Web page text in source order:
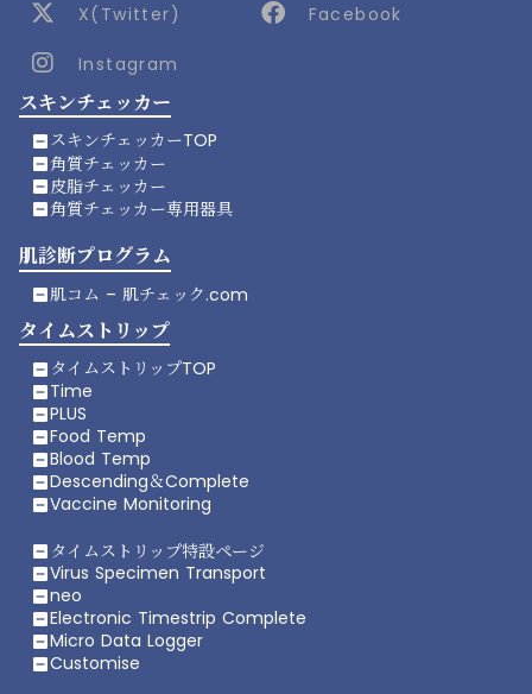
X(Twitter)
@smartchip_Inc
Facebook
Instagram
Smartchip Inc.
スキンチェッカー
indeterminate_check_boxスキンチェッカーTOP
indeterminate_check_box角質チェッカー
indeterminate_check_box皮脂チェッカー
indeterminate_check_box角質チェッカー専用器具
肌診断プログラム
indeterminate_check_box肌コム – 肌チェック.com
タイムストリップ
indeterminate_check_box タイムストリップTOP
indeterminate_check_boxTime
indeterminate_check_boxPLUS
indeterminate_check_boxFood Temp
indeterminate_check_boxBlood Temp
indeterminate_check_boxDescending＆Complete
indeterminate_check_boxVaccine Monitoring
indeterminate_check_box タイムストリップ特設ページ
indeterminate_check_boxVirus Specimen Transport
indeterminate_check_boxneo
indeterminate_check_boxElectronic Timestrip Complete
indeterminate_check_boxMicro Data Logger
indeterminate_check_boxCustomise